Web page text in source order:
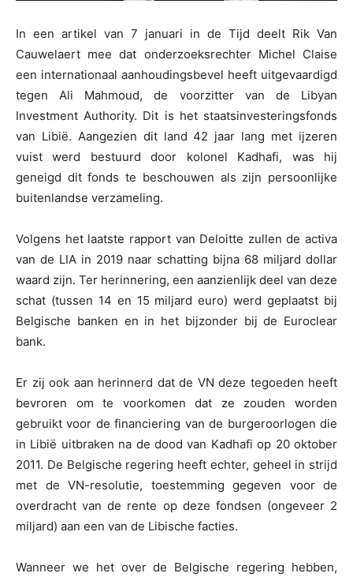
In een artikel van 7 januari in de Tijd deelt Rik Van
Cauwelaert mee dat onderzoeksrechter Michel Claise
een internationaal aanhoudingsbevel heeft uitgevaardigd
tegen Ali Mahmoud, de voorzitter van de Libyan
Investment Authority. Dit is het staatsinvesteringsfonds
van Libië. Aangezien dit land 42 jaar lang met ijzeren
vuist werd bestuurd door kolonel Kadhafi, was hij
geneigd dit fonds te beschouwen als zijn persoonlijke
buitenlandse verzameling.
Volgens het laatste rapport van Deloitte zullen de activa
van de LIA in 2019 naar schatting bijna 68 miljard dollar
waard zijn. Ter herinnering, een aanzienlijk deel van deze
schat (tussen 14 en 15 miljard euro) werd geplaatst bij
Belgische banken en in het bijzonder bij de Euroclear
bank.
Er zij ook aan herinnerd dat de VN deze tegoeden heeft
bevroren om te voorkomen dat ze zouden worden
gebruikt voor de financiering van de burgeroorlogen die
in Libië uitbraken na de dood van Kadhafi op 20 oktober
2011. De Belgische regering heeft echter, geheel in strijd
met de VN-resolutie, toestemming gegeven voor de
overdracht van de rente op deze fondsen (ongeveer 2
miljard) aan een van de Libische facties.
Wanneer we het over de Belgische regering hebben,